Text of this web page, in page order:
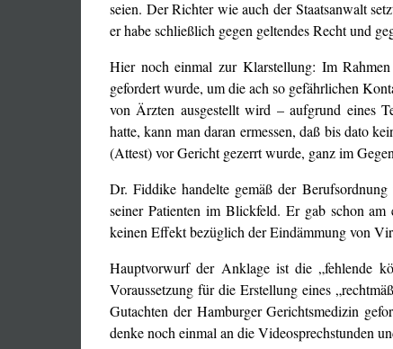
seien. Der Richter wie auch der Staatsanwalt
er habe schließlich gegen geltendes Recht und
Hier noch einmal zur Klarstellung: Im
gefordert wurde, um die ach so gefährlichen
von Ärzten ausgestellt wird – aufgrund eines
hatte, kann man daran ermessen, daß bis dato
(Attest) vor Gericht gezerrt wurde, ganz im
Dr. Fiddike handelte gemäß der
seiner Patienten im Blickfeld. Er gab schon
keinen Effekt bezüglich der Eindämmung von
Hauptvorwurf der Anklage ist die „fehlende
Voraussetzung für die Erstellung eines
Gutachten der Hamburger Gerichtsmedizin
denke noch einmal an die Videosprechstunden